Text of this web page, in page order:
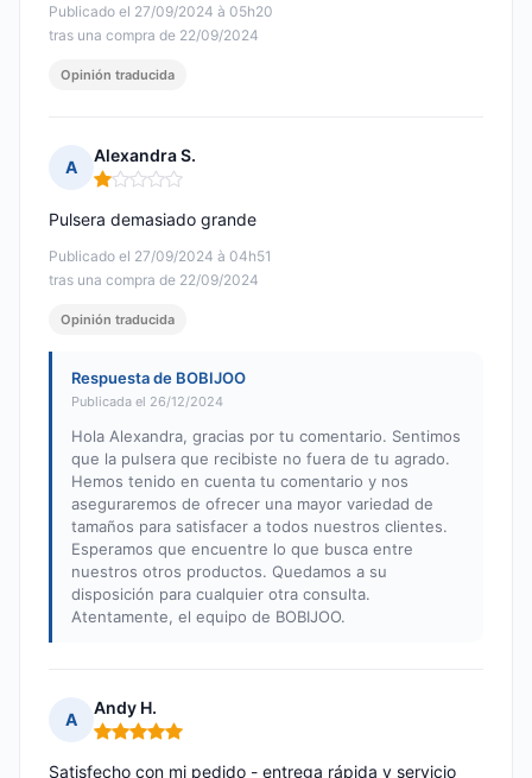
Publicado el 27/09/2024 à 05h20
tras una compra de 22/09/2024
Opinión traducida
A
Alexandra S.
Nota: 1 de 5
Publicado el 27/09/2024 à 04h51
tras una compra de 22/09/2024
Pulsera demasiado grande
Opinión traducida
Respuesta de BOBIJOO
Publicada el 26/12/2024
Hola Alexandra, gracias por tu comentario. Sentimos
que la pulsera que recibiste no fuera de tu agrado.
Hemos tenido en cuenta tu comentario y nos
aseguraremos de ofrecer una mayor variedad de
tamaños para satisfacer a todos nuestros clientes.
Esperamos que encuentre lo que busca entre
nuestros otros productos. Quedamos a su
disposición para cualquier otra consulta.
Atentamente, el equipo de BOBIJOO.
A
Andy H.
Nota: 5 de 5
Satisfecho con mi pedido - entrega rápida y servicio